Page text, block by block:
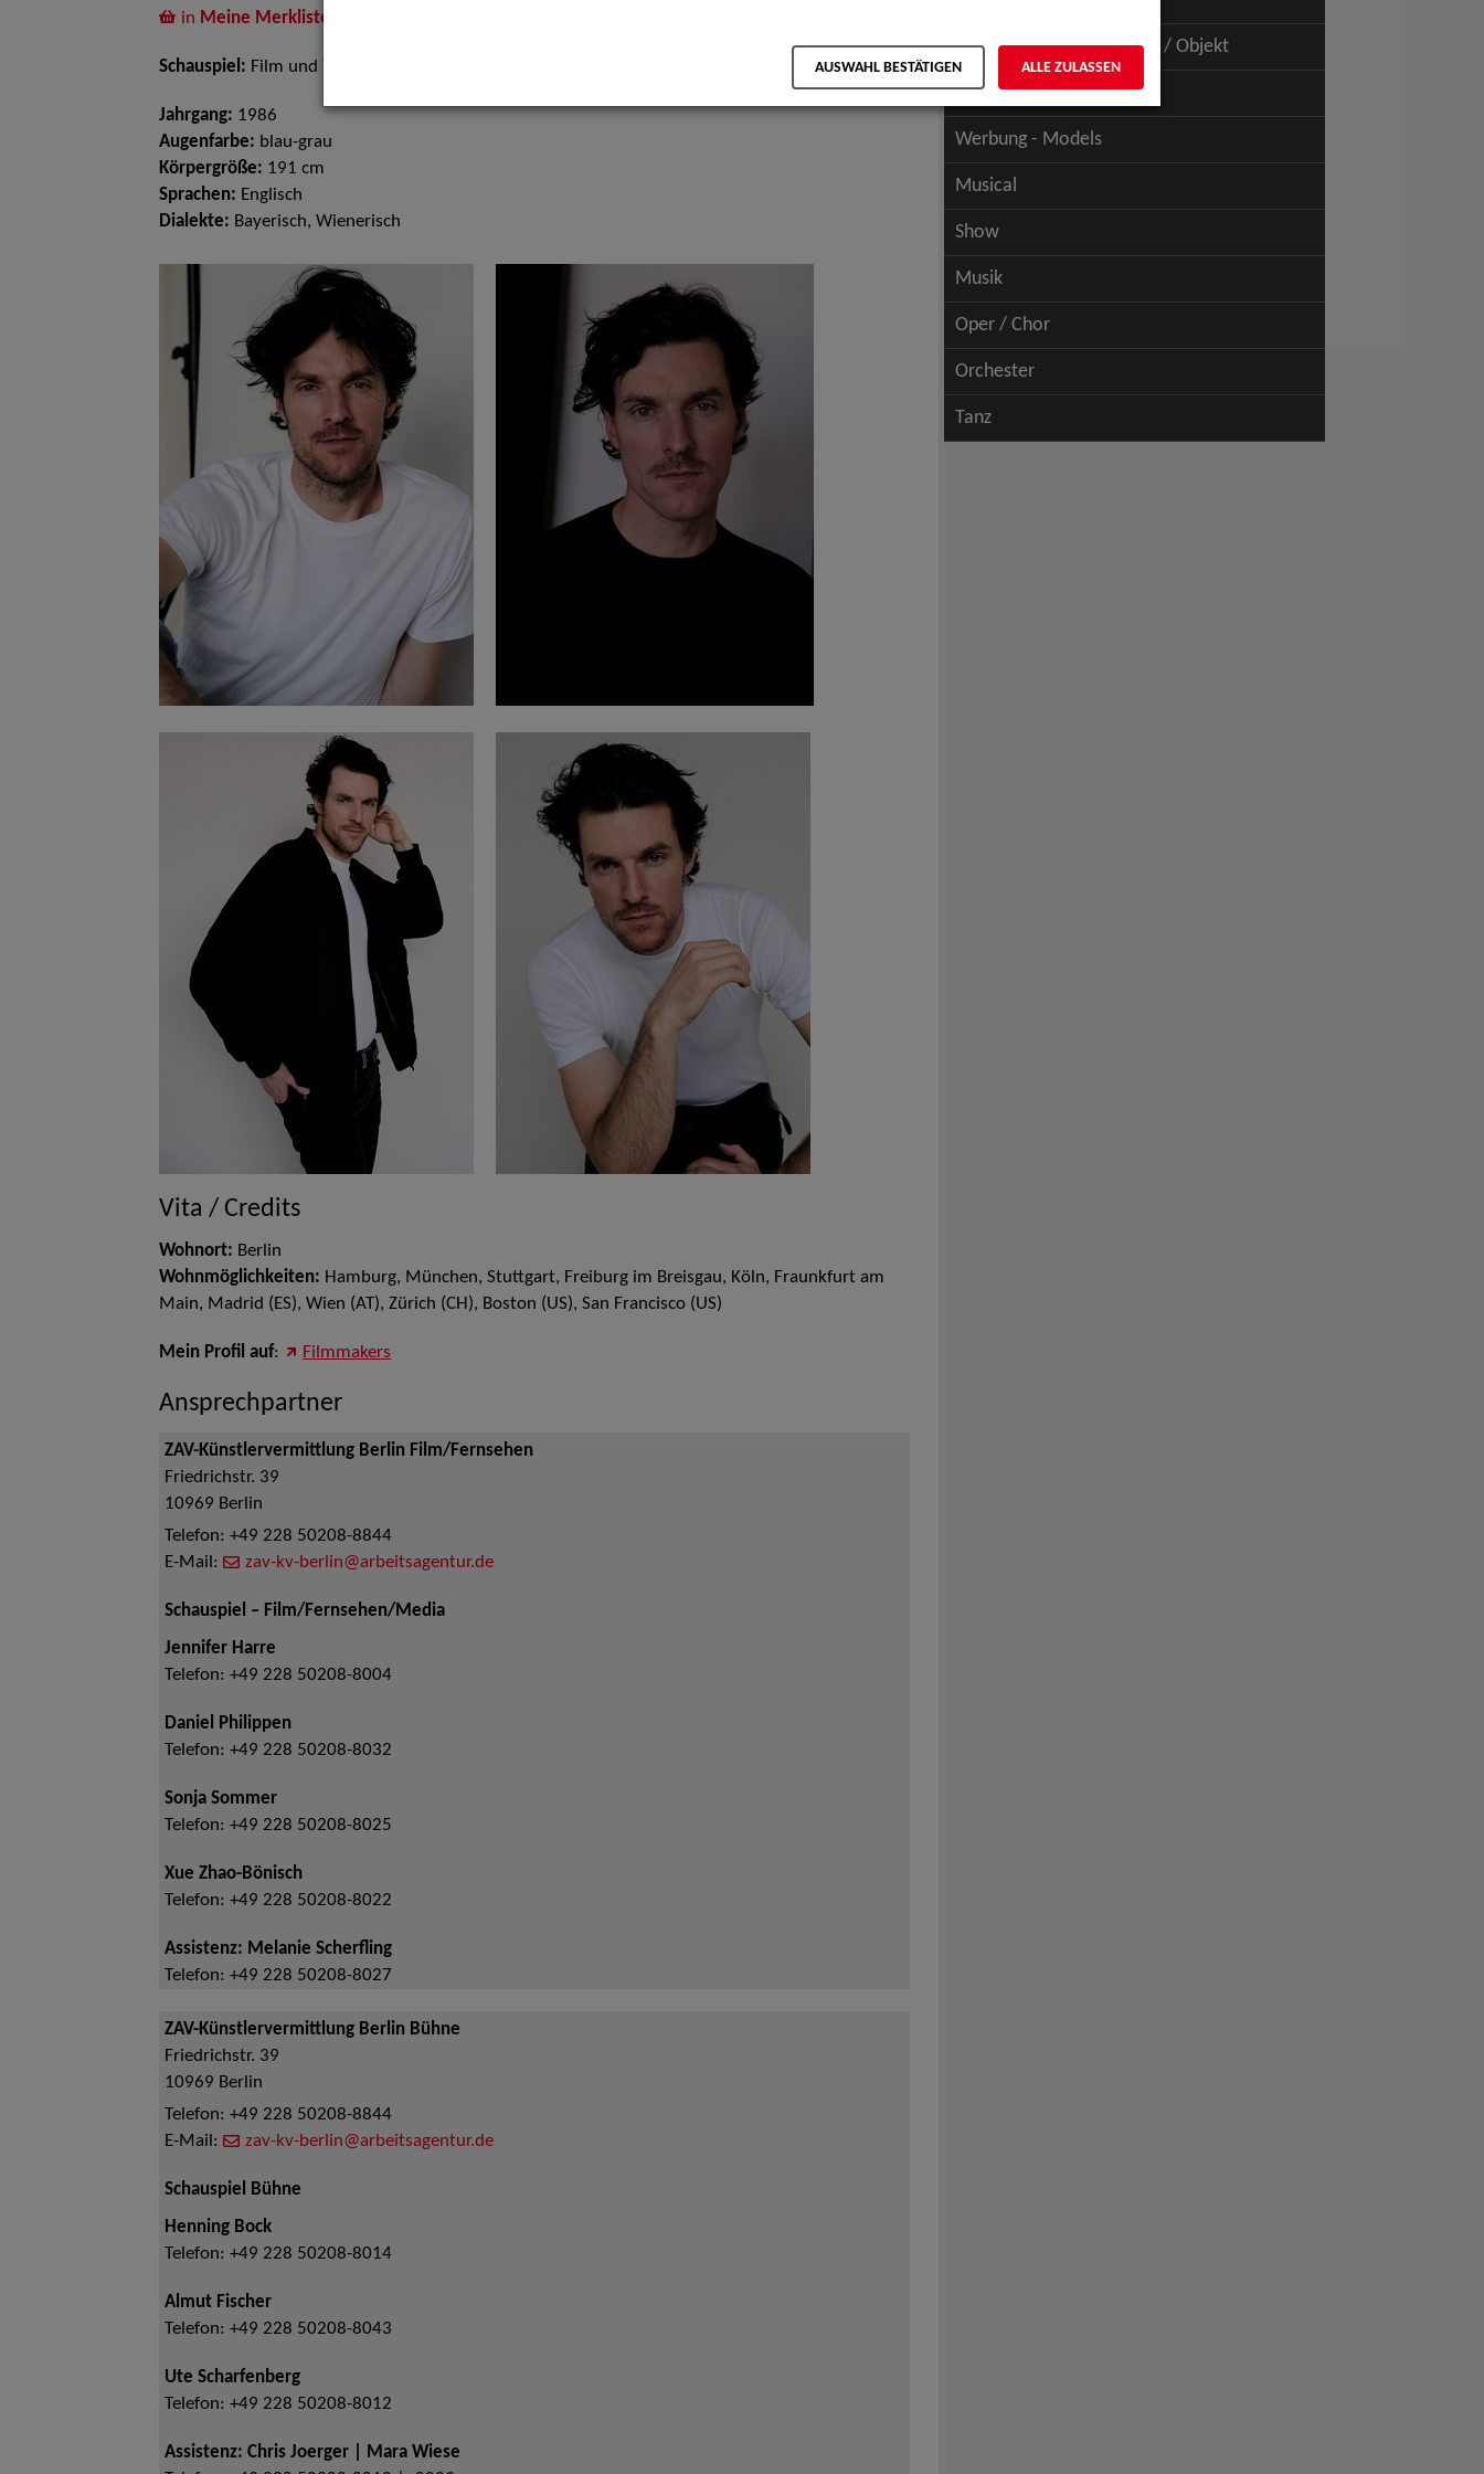
in Meine Merkliste
Schauspiel: Film und TV, Bühne
Jahrgang: 1986
Augenfarbe: blau-grau
Körpergröße: 191 cm
Sprachen: Englisch
Dialekte: Bayerisch, Wienerisch
Vita / Credits
Wohnort: Berlin
Wohnmöglichkeiten: Hamburg, München, Stuttgart, Freiburg im Breisgau, Köln, Fraunkfurt am
Main, Madrid (ES), Wien (AT), Zürich (CH), Boston (US), San Francisco (US)
Mein Profil auf: Filmmakers
Ansprechpartner
ZAV-Künstlervermittlung Berlin Film/Fernsehen
Friedrichstr. 39
10969 Berlin
Telefon: +49 228 50208-8844
E-Mail:
zav-kv-berlin@arbeitsagentur.de
Schauspiel – Film/Fernsehen/Media
Jennifer Harre
Telefon: +49 228 50208-8004
Daniel Philippen
Telefon: +49 228 50208-8032
Sonja Sommer
Telefon: +49 228 50208-8025
Xue Zhao-Bönisch
Telefon: +49 228 50208-8022
Assistenz: Melanie Scherfling
Telefon: +49 228 50208-8027
ZAV-Künstlervermittlung Berlin Bühne
Friedrichstr. 39
10969 Berlin
Telefon: +49 228 50208-8844
E-Mail:
zav-kv-berlin@arbeitsagentur.de
Schauspiel Bühne
Henning Bock
Telefon: +49 228 50208-8014
Almut Fischer
Telefon: +49 228 50208-8043
Ute Scharfenberg
Telefon: +49 228 50208-8012
Assistenz: Chris Joerger | Mara Wiese
Schauspiel - Figur / Puppe / Objekt
Werbung - Talents
Werbung - Models
Musical
Show
Musik
Oper / Chor
Orchester
Tanz
AUSWAHL BESTÄTIGEN ALLE ZULASSEN